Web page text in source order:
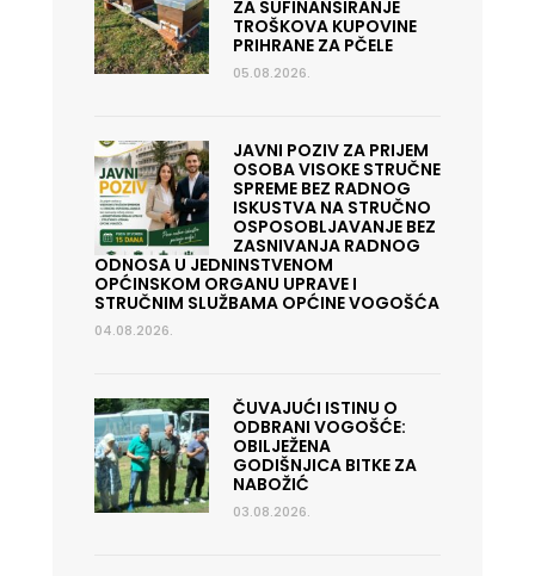
ZA SUFINANSIRANJE
TROŠKOVA KUPOVINE
PRIHRANE ZA PČELE
05.08.2026.
JAVNI POZIV ZA PRIJEM
OSOBA VISOKE STRUČNE
SPREME BEZ RADNOG
ISKUSTVA NA STRUČNO
OSPOSOBLJAVANJE BEZ
ZASNIVANJA RADNOG
ODNOSA U JEDNINSTVENOM
OPĆINSKOM ORGANU UPRAVE I
STRUČNIM SLUŽBAMA OPĆINE VOGOŠĆA
04.08.2026.
ČUVAJUĆI ISTINU O
ODBRANI VOGOŠĆE:
OBILJEŽENA
GODIŠNJICA BITKE ZA
NABOŽIĆ
03.08.2026.